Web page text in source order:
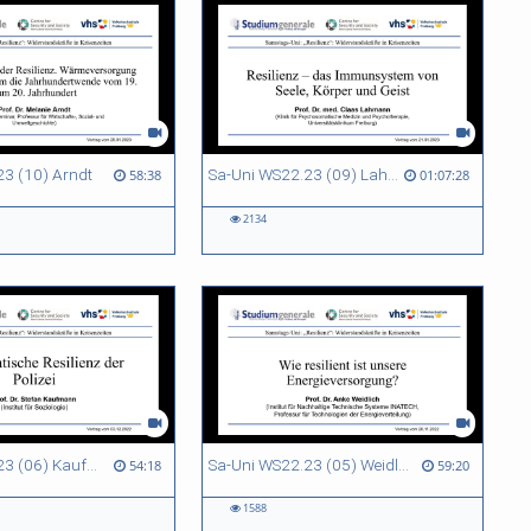
(10) Arndt 58:38 Sa-Uni WS22.23 (09) Lahmann 01:07:28
2134
54:18 59:20
1588